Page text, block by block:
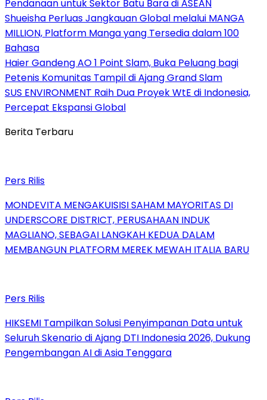
Pendanaan untuk Sektor Batu Bara di ASEAN
Shueisha Perluas Jangkauan Global melalui MANGA
MILLION, Platform Manga yang Tersedia dalam 100
Bahasa
Haier Gandeng AO 1 Point Slam, Buka Peluang bagi
Petenis Komunitas Tampil di Ajang Grand Slam
SUS ENVIRONMENT Raih Dua Proyek WtE di Indonesia,
Percepat Ekspansi Global
Berita Terbaru
Pers Rilis
MONDEVITA MENGAKUISISI SAHAM MAYORITAS DI
UNDERSCORE DISTRICT, PERUSAHAAN INDUK
MAGLIANO, SEBAGAI LANGKAH KEDUA DALAM
MEMBANGUN PLATFORM MEREK MEWAH ITALIA BARU
Pers Rilis
HIKSEMI Tampilkan Solusi Penyimpanan Data untuk
Seluruh Skenario di Ajang DTI Indonesia 2026, Dukung
Pengembangan AI di Asia Tenggara